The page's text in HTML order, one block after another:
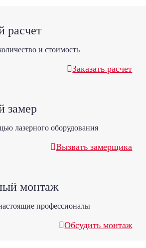
расчет
и стоимость
Заказать расчет
замер
лазерного оборудования
Вызвать замерщика
монтаж
профессионалы
Обсудить монтаж